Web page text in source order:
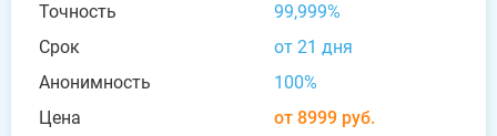
Точность
99,999%
Срок
от 21 дня
Анонимность
100%
Цена
от 8999 руб.